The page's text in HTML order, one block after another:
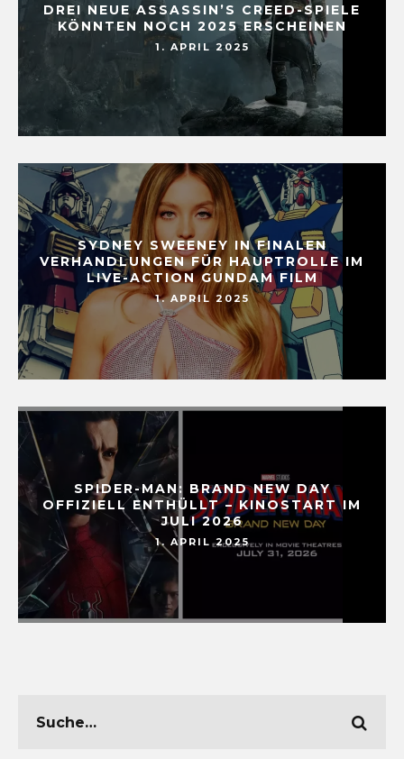
DREI NEUE ASSASSIN’S CREED-SPIELE
KÖNNTEN NOCH 2025 ERSCHEINEN
1. APRIL 2025
SYDNEY SWEENEY IN FINALEN
VERHANDLUNGEN FÜR HAUPTROLLE IM
LIVE-ACTION GUNDAM FILM
1. APRIL 2025
SPIDER-MAN: BRAND NEW DAY
OFFIZIELL ENTHÜLLT – KINOSTART IM
JULI 2026
1. APRIL 2025